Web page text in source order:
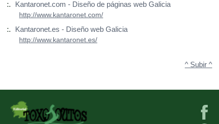
:.
Kantaronet.com - Diseño de páginas web Galicia
http://www.kantaronet.com/
:.
Kantaronet.es - Diseño web Galicia
http://www.kantaronet.es/
^ Subir ^